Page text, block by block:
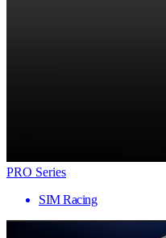
PRO Series
SIM Racing